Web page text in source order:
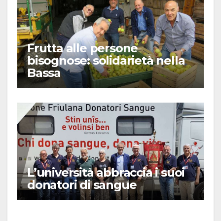
Frutta alle persone
bisognose: solidarietà nella
Bassa
L’università abbraccia i suoi
donatori di sangue